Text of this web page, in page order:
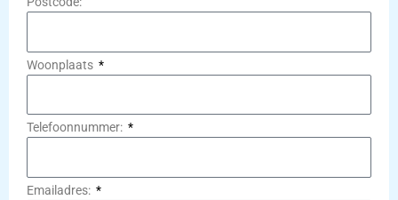
Woonplaats
Telefoonnummer:
Emailadres: